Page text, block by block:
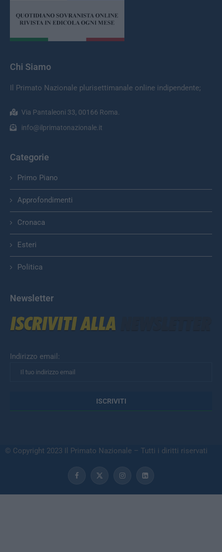
Chi Siamo
Il Primato Nazionale plurisettimanale online indipendente;
Via Pantaleoni 33, 00166 Roma.
info@ilprimatonazionale.it
Categorie
Primo Piano
Approfondimenti
Cronaca
Esteri
Politica
Newsletter
Indirizzo email:
© Copyright 2023 Il Primato Nazionale – Tutti i diritti riservati